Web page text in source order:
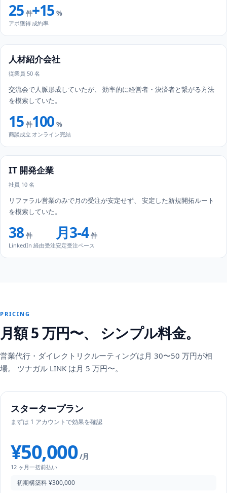
25 件
アポ獲得
+15 %
成約率
人材紹介会社
従業員 50 名
交流会で人脈形成していたが、 効率的に経営者・決済者と繋がる方法
を模索していた。
15 件
商談成立
100 %
オンライン完結
IT 開発企業
社員 10 名
リファラル営業のみで月の受注が安定せず、 安定した新規開拓ルート
を模索していた。
38 件
LinkedIn 経由受注
月3-4 件
安定受注ペース
PRICING
月額 5 万円〜、 シンプル料金。
営業代行・ダイレクトリクルーティングは月 30〜50 万円が相
場。 ツナガル LINK は月 5 万円〜。
スタータープラン
まずは 1 アカウントで効果を確認
¥50,000 /月
12 ヶ月一括前払い
初期構築料 ¥300,000